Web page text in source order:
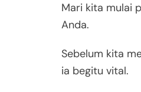
Mari kita mulai
Anda.
Sebelum kita
ia begitu vital.